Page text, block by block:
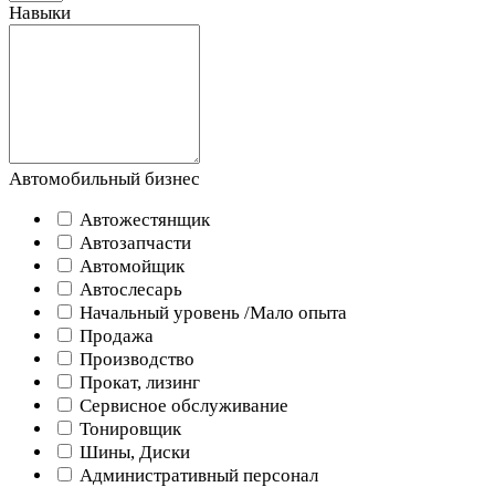
Навыки
Автомобильный бизнес
Автожестянщик
Автозапчасти
Автомойщик
Автослесарь
Начальный уровень /Мало опыта
Продажа
Производство
Прокат, лизинг
Сервисное обслуживание
Тонировщик
Шины, Диски
Административный персонал